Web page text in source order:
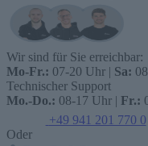
Wir sind für Sie erreichbar:
Mo-Fr.: 07-20 Uhr | Sa:
Technischer Support
Mo.-Do.: 08-17 Uhr | Fr.:
+49 941 201 770 0
Oder